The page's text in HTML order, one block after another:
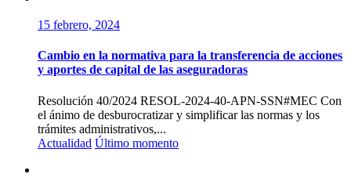
15 febrero, 2024
Cambio en la normativa para la transferencia de acciones
y aportes de capital de las aseguradoras
Resolución 40/2024 RESOL-2024-40-APN-SSN#MEC Con
el ánimo de desburocratizar y simplificar las normas y los
trámites administrativos,...
Actualidad Último momento